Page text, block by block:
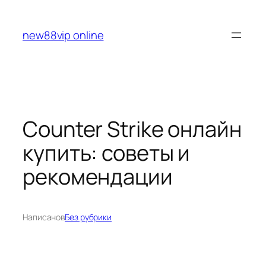
содержимому
new88vip online
Counter Strike онлайн
купить: советы и
рекомендации
НаписановБез рубрики